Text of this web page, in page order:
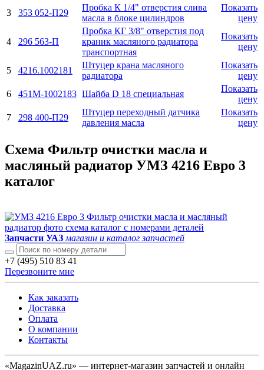
3
353 052-П29
Пробка К 1/4" отверстия слива
масла в блоке цилиндров
Показать
цену
4 296 563-П
Пробка КГ 3/8" отверстия под
краник масляного радиатора
транспортная
Показать
цену
5 4216.1002181
Штуцер крана масляного
радиатора
Показать
цену
6
451М-1002183 Шайба D 18 специальная
Показать
цену
7
298 400-П29
Штуцер переходный датчика
давления масла
Показать
цену
Схема Фильтр очистки масла и
масляный радиатор УМЗ 4216 Евро 3
каталог
Запчасти УАЗ магазин и каталог запчастей
+7 (495) 510 83 41
Перезвоните мне
Как заказать
Доставка
Оплата
О компании
Контакты
«MagazinUAZ.ru» — интернет-магазин запчастей и онлайн